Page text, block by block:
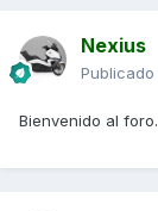
Nexius
Publicado
Bienvenido al foro.